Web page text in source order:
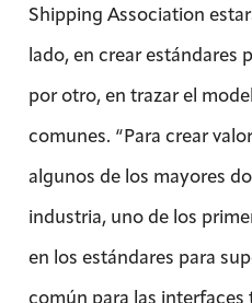
Shipping Association
lado, en crear estándares
por otro, en trazar el
comunes. “Para crear
algunos de los mayores
industria, uno de los
en los estándares para
común para las interfaces